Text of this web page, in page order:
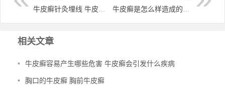
相关文章
• 牛皮癣容易产生哪些危害 牛皮癣会引发什么疾病
• 胸口的牛皮癣 胸前牛皮癣